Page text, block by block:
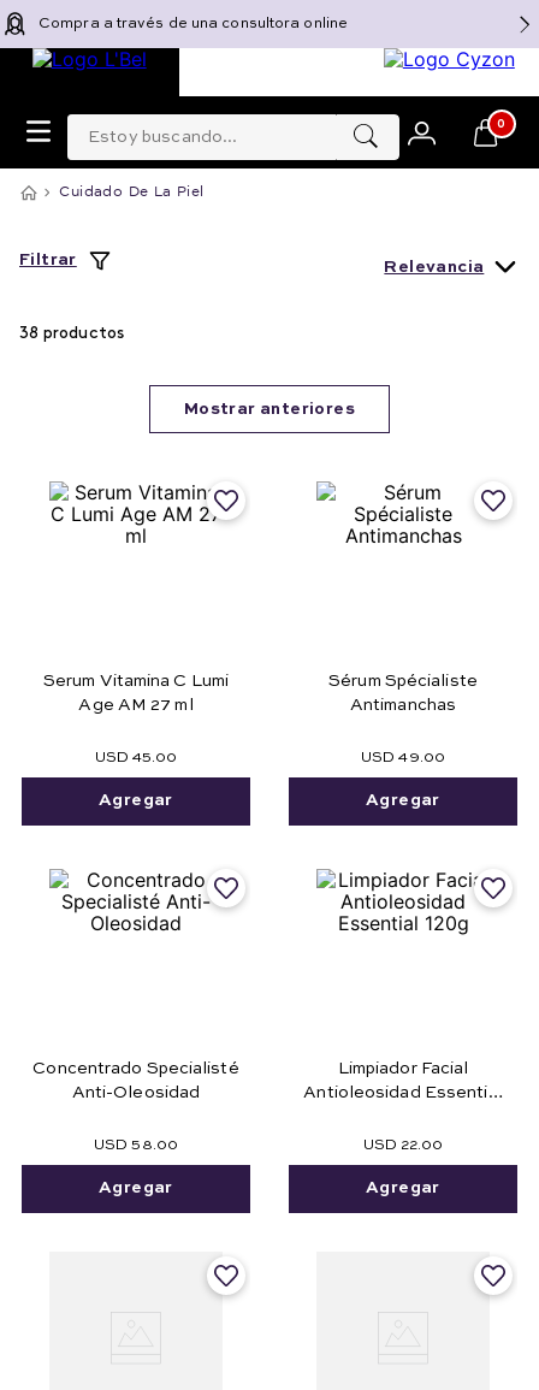
Compra a través de una consultora online
Estoy buscando... 0
Cuidado De La Piel
Filtrar Relevancia
38 productos
Mostrar anteriores
Serum Vitamina C Lumi
Age AM 27 ml
USD 45.00
Agregar
Sérum Spécialiste
Antimanchas
USD 49.00
Agregar
Concentrado Specialisté
Anti-Oleosidad
USD 58.00
Agregar
Limpiador Facial
Antioleosidad Essential
USD 22.00
Agregar